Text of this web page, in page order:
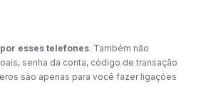
esses telefones. Também não
senha da conta, código de transação
são apenas para você fazer ligações